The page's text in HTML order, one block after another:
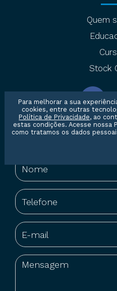
Quem
Stock
Entre em
Para melhorar a sua
cookies, entre outras
Política de Privacidade, ao
estas condições. Acesse nossa
como tratamos os dados